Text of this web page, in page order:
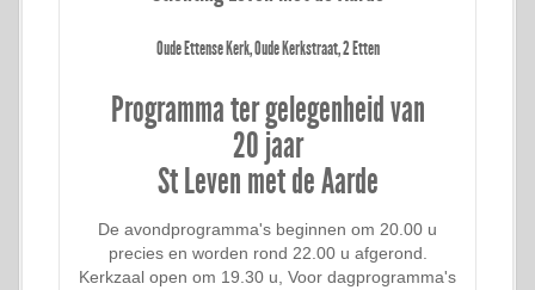
Oude Ettense Kerk, Oude Kerkstraat, 2 Etten
Programma ter gelegenheid van
20 jaar
St Leven met de Aarde
De avondprogramma's beginnen om 20.00 u
precies en worden rond 22.00 u afgerond.
Kerkzaal open om 19.30 u, Voor dagprogramma's